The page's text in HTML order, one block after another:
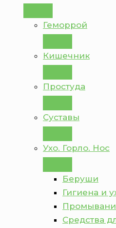
Геморрой
Кишечник
Простуда
Суставы
Ухо. Горло. Нос
Беруши
Гигиена и
Средства